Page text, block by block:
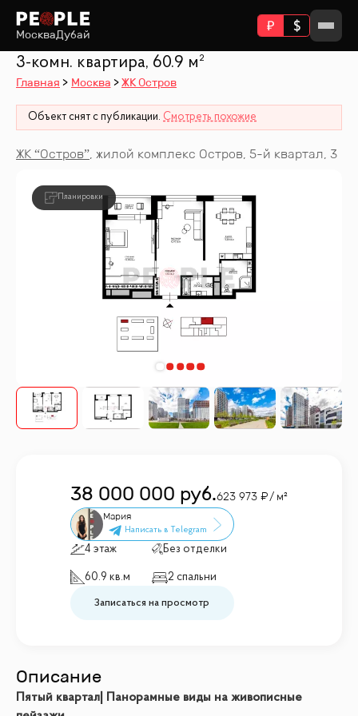
МоскваДубай
3-комн. квартира, 60.9 м²
Главная Москва ЖК Остров
Объект снят с публикации. Смотреть похожие
ЖК “Остров”, жилой комплекс Остров, 5-й квартал, 3
Планировки
38 000 000 руб.623 973 / м²
Мария
4 этаж Без отделки
60.9 кв.м 2 спальни
Записаться на просмотр
Описание
Пятый квартал| Панорамные виды на живописные